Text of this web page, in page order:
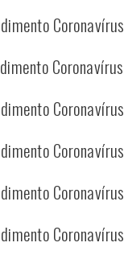
Coronavírus
Coronavírus
Coronavírus
Coronavírus
Coronavírus
Coronavírus